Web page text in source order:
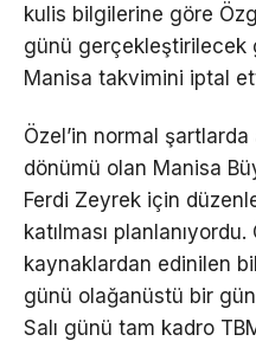
kulis bilgilerine göre
günü gerçekleştirilecek
Manisa takvimini iptal
Özel’in normal şartlarda
dönümü olan Manisa
Ferdi Zeyrek için
katılması planlanıyordu.
kaynaklardan edinilen
günü olağanüstü bir
Salı günü tam kadro